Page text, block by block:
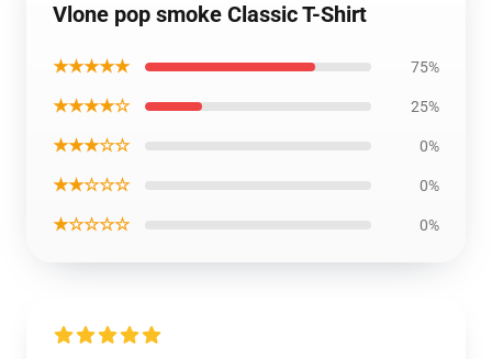
Vlone pop smoke Classic T-Shirt
★★★★★ 75%
★★★★☆ 25%
★★★☆☆ 0%
★★☆☆☆ 0%
★☆☆☆☆ 0%